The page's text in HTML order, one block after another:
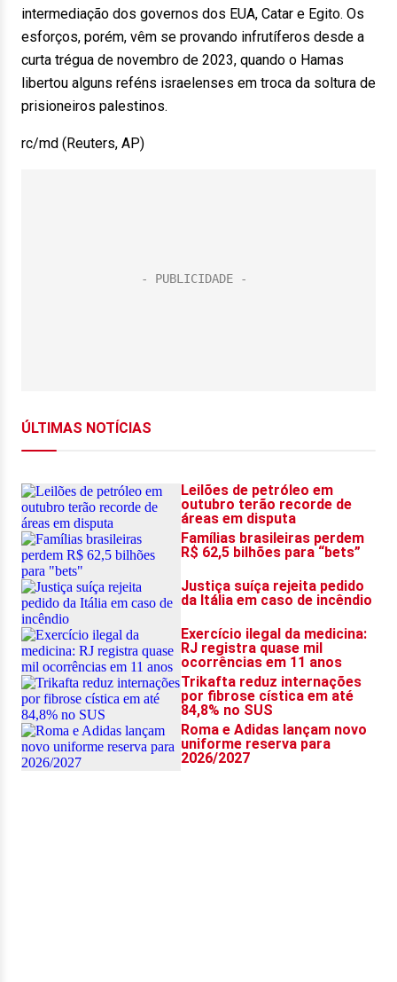
intermediação dos governos dos EUA, Catar e Egito. Os
esforços, porém, vêm se provando infrutíferos desde a
curta trégua de novembro de 2023, quando o Hamas
libertou alguns reféns israelenses em troca da soltura de
prisioneiros palestinos.
rc/md (Reuters, AP)